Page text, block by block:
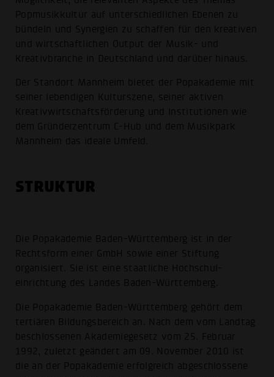
Popmusikkultur auf unterschiedlichen Ebenen zu
bündeln und Synergien zu schaffen für den kreativen
und wirtschaftlichen Output der Musik- und
Kreativbranche in Deutschland und darüber hinaus.
Der Standort Mannheim bietet der Popakademie mit
seiner lebendigen Kulturszene, seiner aktiven
Kreativ­wirtschafts­förderung und Institutionen wie
dem Gründerzentrum C-Hub und dem Musikpark
Mannheim das ideale Umfeld.
STRUKTUR
Die Popakademie Baden-Württemberg ist in der
Rechtsform einer GmbH sowie einer Stiftung
organisiert. Sie ist eine staatliche Hochschul­
einrichtung des Landes Baden-Württemberg.
Die Popakademie Baden-Württemberg gehört dem
tertiären Bildungsbereich an. Nach dem vom Landtag
beschlossenen Akademiegesetz vom 25. Februar
1992, zuletzt geändert am 09. November 2010 ist
die an der Popakademie erfolgreich abgeschlossene